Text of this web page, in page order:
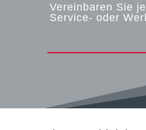
Vereinbaren Sie
Service- oder